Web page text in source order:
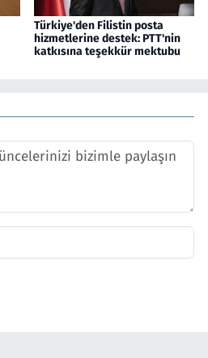
Türkiye'den Filistin posta
hizmetlerine destek: PTT'nin
katkısına teşekkür mektubu